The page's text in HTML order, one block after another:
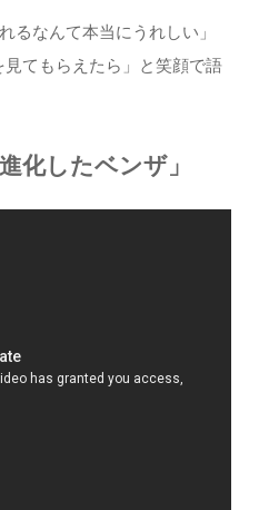
るなんて本当にうれしい」
てもらえたら」と笑顔で語
化したベンザ」